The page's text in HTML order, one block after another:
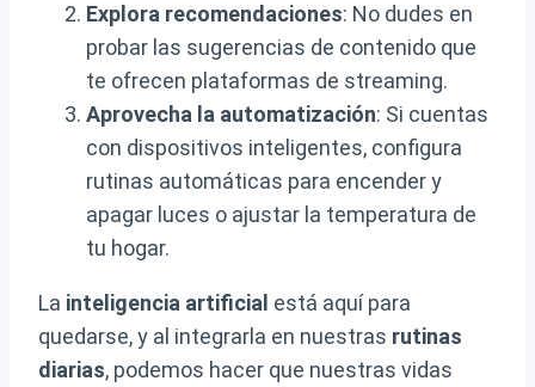
Explora recomendaciones: No dudes en
probar las sugerencias de contenido que
te ofrecen plataformas de streaming.
Aprovecha la automatización: Si cuentas
con dispositivos inteligentes, configura
rutinas automáticas para encender y
apagar luces o ajustar la temperatura de
tu hogar.
La inteligencia artificial está aquí para
quedarse, y al integrarla en nuestras rutinas
diarias, podemos hacer que nuestras vidas